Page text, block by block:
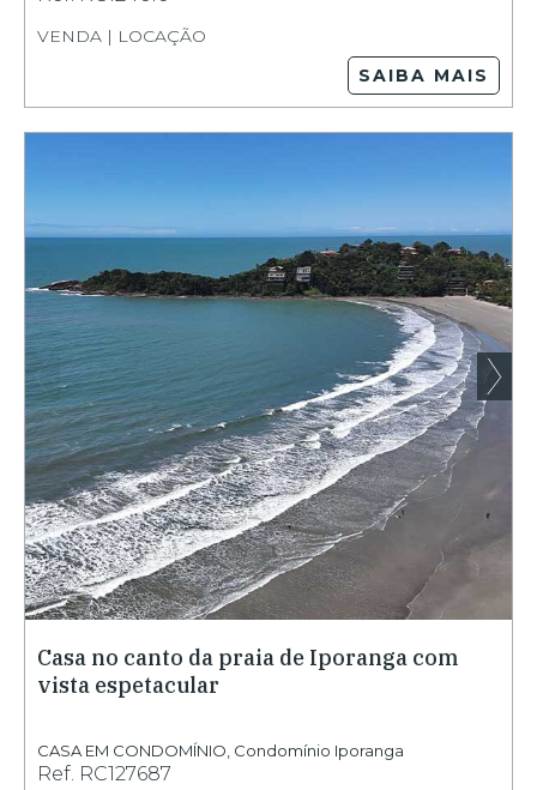
VENDA | LOCAÇÃO
SAIBA MAIS
Casa no canto da praia de Iporanga com
vista espetacular
CASA EM CONDOMÍNIO Condomínio Iporanga
Ref. RC127687